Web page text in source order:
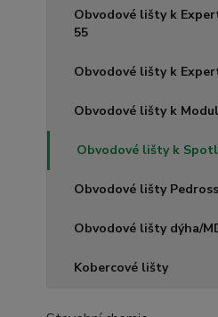
Obvodové lišty k
55
Obvodové lišty k
Obvodové lišty k
Obvodové lišty k
Obvodové lišty Pedross
Obvodové lišty dýha/
Kobercové lišty